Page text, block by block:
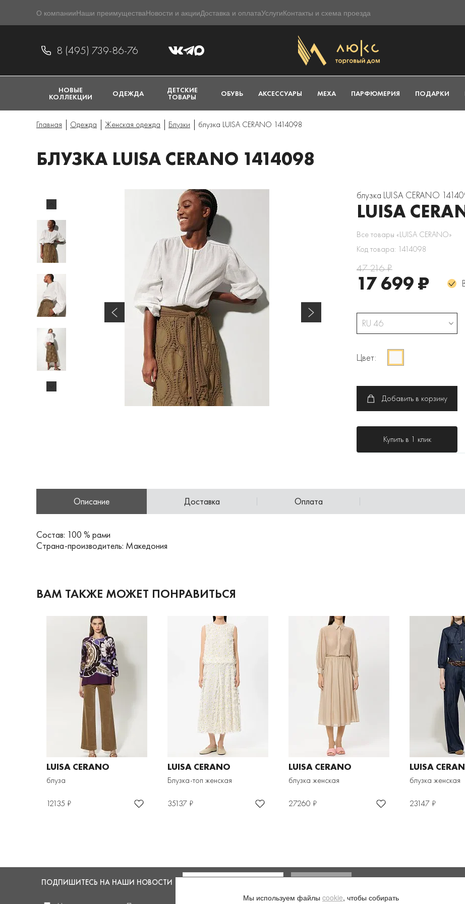
О компанииНаши преимуществаНовости и акцииДоставка и оплатаУслугиКонтакты и схема проезда
8 (495) 739-86-76
НОВЫЕ
КОЛЛЕКЦИИ ОДЕЖДА ДЕТСКИЕ
ТОВАРЫ ОБУВЬ АКСЕССУАРЫ МЕХА ПАРФЮМЕРИЯ ПОДАРКИ
Главная Одежда Женская одежда Блузки блузка LUISA CERANO 1414098
БЛУЗКА LUISA CERANO 1414098
блузка LUISA CERANO
LUISA
Все товары «LUISA CERANO»
Код товара: 1414098
47 216 ₽
17 699 ₽
RU 46
Цвет:
Добавить в корзину
Купить в 1 клик
Описание Доставка Оплата
Состав: 100 % рами
Страна-производитель: Македония
ВАМ ТАКЖЕ МОЖЕТ ПОНРАВИТЬСЯ
LUISA CERANO
блуза
12135 ₽
LUISA CERANO
Блузка-топ женская
35137 ₽
LUISA CERANO
блузка женская
27260 ₽
LUISA
блузка женская
23147 ₽
ПОДПИШИТЕСЬ НА НАШИ НОВОСТИ
Мы используем файлы cookie, чтобы собирать